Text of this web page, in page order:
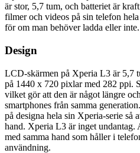
är stor, 5,7 tum, och batteriet är
filmer och videos på sin telefon
för om man behöver ladda eller inte.
Design
LCD-skärmen på Xperia L3 är 5,7
på 1440 x 720 pixlar med 282 ppi.
vilket gör att den är något längre
smartphones från samma
på designa hela sin Xperia-serie så
hand. Xperia L3 är inget
med samma hand som håller i
användning.